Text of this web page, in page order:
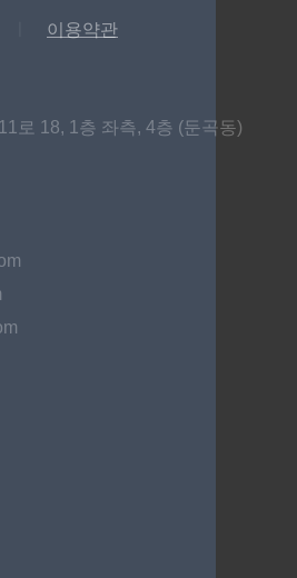
이용약관
로 18, 1층 좌측, 4층 (둔곡동)